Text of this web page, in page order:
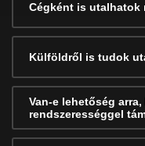
Cégként is utalhatok
Külföldről is tudok
Van-e lehetőség
rendszerességgel